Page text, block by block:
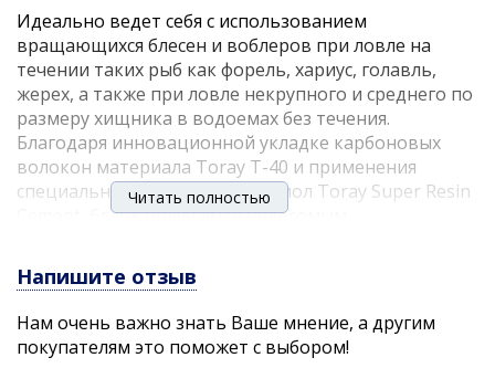
Идеально ведет себя с использованием
вращающихся блесен и воблеров при ловле на
течении таких рыб как форель, хариус, голавль,
жерех, а также при ловле некрупного и среднего по
размеру хищника в водоемах без течения.
Благодаря инновационной укладке карбоновых
волокон материала Toray T-40 и применения
специальных отвердителя и смол Toray Super Resin
Cement, бланк получается невесомым,
вершинкой, позволяющей закидывать легкие и
парусные приманки и гасить рывки хищника.
Использованы современные кольца SLT в
специальных оправах против перехлеста лески.
Читать полностью
Напишите отзыв
Нам очень важно знать Ваше мнение, а другим
покупателям это поможет с выбором!